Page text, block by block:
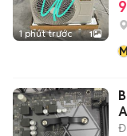
1 phút trước 1